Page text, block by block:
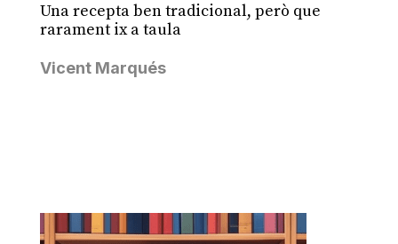
Una recepta ben tradicional, però que
rarament ix a taula
Vicent Marqués